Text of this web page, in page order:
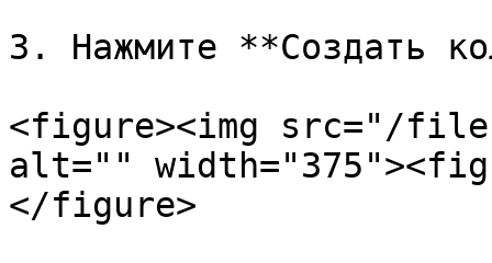
3. Нажмите **Создать
<figure><img src="/files/
alt=""
</figure>